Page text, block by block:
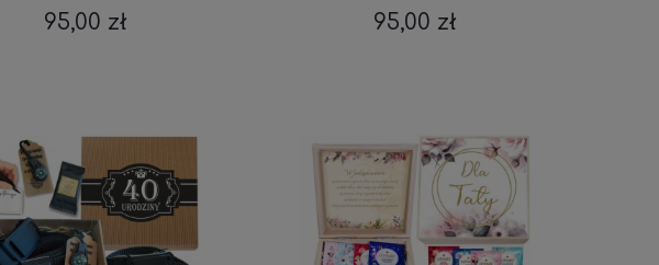
IMIENINY
95,00 zł
18 30 50 60 70 PASEK
95,00 zł